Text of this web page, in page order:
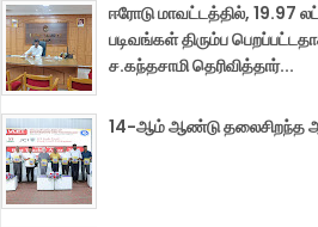
ஈரோடு மாவட்டத்தில், 19.97
படிவங்கள் திரும்ப
ச.கந்தசாமி தெரிவித்தார்...
14-ஆம் ஆண்டு தலைசிறந்த